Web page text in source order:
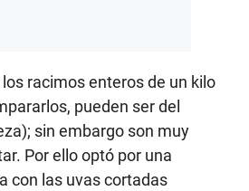
racimos enteros de un kilo
pueden ser del
sin embargo son muy
Por ello optó por una
con las uvas cortadas